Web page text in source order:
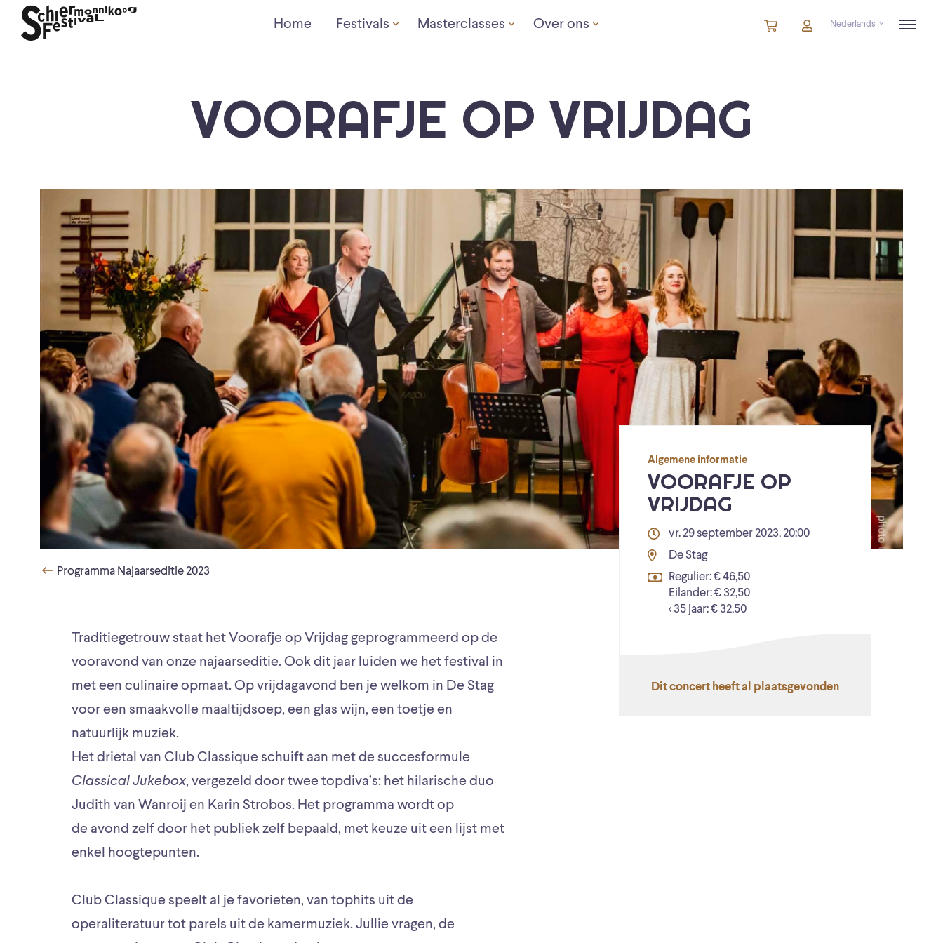
Home Festivals Masterclasses Over ons Winkelmandje
artikelenAccountNederlands
VOORAFJE OP VRIJDAG
Programma Najaarseditie 2023
Traditiegetrouw staat het Voorafje op Vrijdag geprogrammeerd op de
vooravond van onze najaarseditie. Ook dit jaar luiden we het festival in
met een culinaire opmaat. Op vrijdagavond ben je welkom in De Stag
voor een smaakvolle maaltijdsoep, een glas wijn, een toetje en
natuurlijk muziek.
Het drietal van Club Classique schuift aan met de succesformule
Classical Jukebox, vergezeld door twee topdiva’s: het hilarische duo
Judith van Wanroij en Karin Strobos. Het programma wordt op
de avond zelf door het publiek zelf bepaald, met keuze uit een lijst met
enkel hoogtepunten.
Club Classique speelt al je favorieten, van tophits uit de
operaliteratuur tot parels uit de kamermuziek. Jullie vragen, de
Algemene informatie
VOORAFJE OP
VRIJDAG
vr. 29 september 2023, 20:00
De Stag
Regulier: € 46,50
Eilander: € 32,50
< 35 jaar: € 32,50
Dit concert heeft al plaatsgevonden